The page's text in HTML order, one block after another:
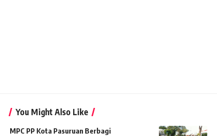
You Might Also Like
MPC PP Kota Pasuruan Berbagi